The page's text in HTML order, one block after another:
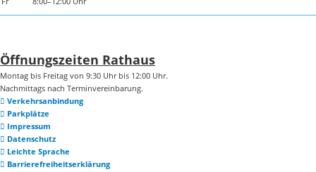
Öffnungszeiten Rathaus
Montag bis Freitag von 9:30 Uhr bis 12:00 Uhr.
Nachmittags nach Terminvereinbarung.
Verkehrsanbindung
Parkplätze
Impressum
Datenschutz
Leichte Sprache
Barrierefreiheitserklärung